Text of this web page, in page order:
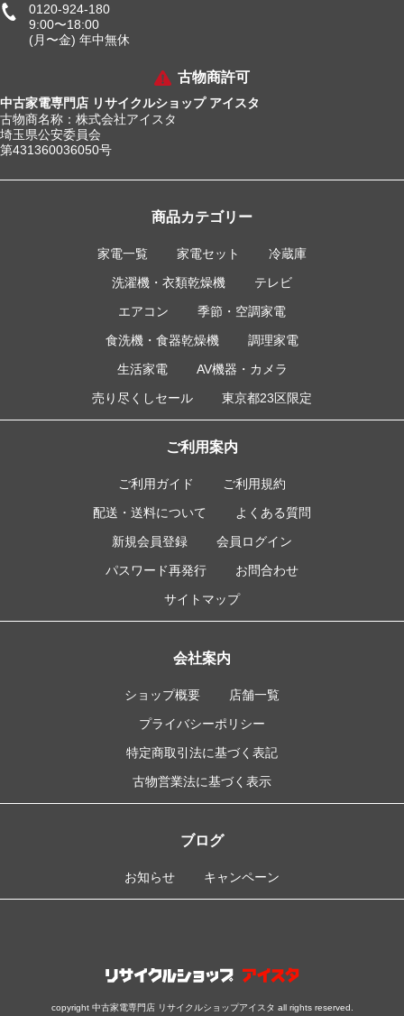
0120-924-180
9:00〜18:00
(月〜金) 年中無休
古物商許可
中古家電専門店 リサイクルショップ アイスタ
古物商名称：株式会社アイスタ
埼玉県公安委員会
第431360036050号
商品カテゴリー
家電一覧 家電セット
冷蔵庫
洗濯機・衣類乾燥機
テレビ
エアコン
季節・空調家電
食洗機・食器乾燥機
調理家電
生活家電
AV機器・カメラ
売り尽くしセール
東京都23区限定
ご利用案内
ご利用ガイド
ご利用規約
配送・送料について
よくある質問
新規会員登録
会員ログイン
パスワード再発行
お問合わせ
サイトマップ
会社案内
ショップ概要
店舗一覧
プライバシーポリシー
特定商取引法に基づく表記
古物営業法に基づく表示
ブログ
お知らせ キャンペーン
copyright 中古家電専門店 リサイクルショップアイスタ all rights reserved.